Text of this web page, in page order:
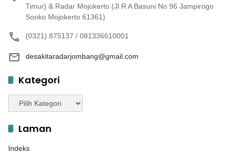
Timur) & Radar Mojokerto (Jl R A Basuni No 96 Jampirogo
Sooko Mojokerto 61361)
(0321) 875137 / 081336610001
desakitaradarjombang@gmail.com
Kategori
Kategori
Laman
Indeks